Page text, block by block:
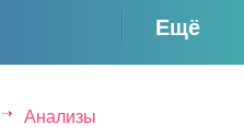
Ещё
Анализы